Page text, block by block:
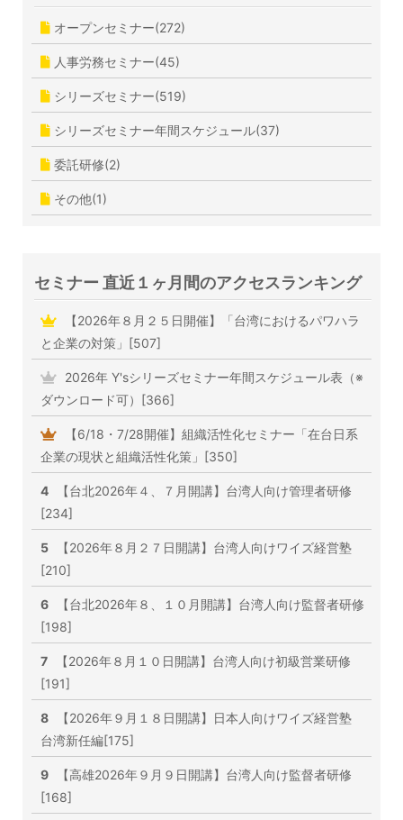
オープンセミナー(272)
人事労務セミナー(45)
シリーズセミナー(519)
シリーズセミナー年間スケジュール(37)
委託研修(2)
その他(1)
セミナー 直近１ヶ月間のアクセスランキング
【2026年８月２５日開催】「台湾におけるパワハラ
と企業の対策」[507]
2026年 Y'sシリーズセミナー年間スケジュール表（※
ダウンロード可）[366]
【6/18・7/28開催】組織活性化セミナー「在台日系
企業の現状と組織活性化策」[350]
4
【台北2026年４、７月開講】台湾人向け管理者研修
[234]
5
【2026年８月２７日開講】台湾人向けワイズ経営塾
[210]
6
【台北2026年８、１０月開講】台湾人向け監督者研修
[198]
7
【2026年８月１０日開講】台湾人向け初級営業研修
[191]
8
【2026年９月１８日開講】日本人向けワイズ経営塾
台湾新任編[175]
9
【高雄2026年９月９日開講】台湾人向け監督者研修
[168]